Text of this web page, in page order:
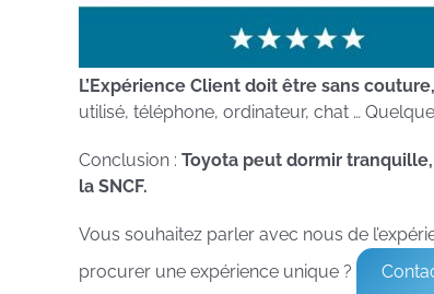
L’Expérience Client doit être sans
utilisé, téléphone, ordinateur, chat …
Conclusion : Toyota peut dormir
la SNCF.
Vous souhaitez parler avec nous de
procurer une expérience unique ?